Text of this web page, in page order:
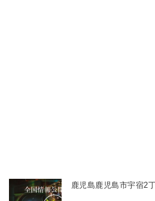
鹿児島鹿児島市宇宿2